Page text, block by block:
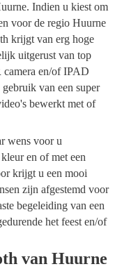
Indien u kiest om
voor de regio Huurne
krijgt van erg hoge
uitgerust van top
camera en/of IPAD
van een super
bewerkt met of
wens voor u
en of met een
krijgt u een mooi
zijn afgestemd voor
begeleiding van een
het feest en/of
van Huurne